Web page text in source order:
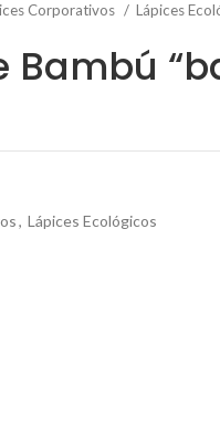
Corporativos Lápices
Bambú
, Lápices Ecológicos